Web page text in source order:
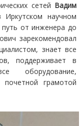
сетей Вадим
Иркутском научном
от инженера до
зарекомендовал
знает все
поддерживает в
оборудование,
грамотой